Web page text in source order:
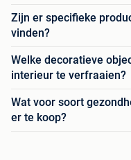
Zijn er specifieke
vinden?
Welke decoratieve
interieur te verfraaien?
Wat voor soort
er te koop?